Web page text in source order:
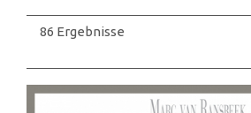
86 Ergebnisse